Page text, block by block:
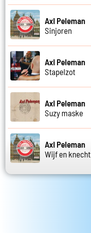
Axl Peleman
Sinjoren
Axl Peleman
Stapelzot
Axl Peleman
Suzy maske
Axl Peleman
Wijf en knecht